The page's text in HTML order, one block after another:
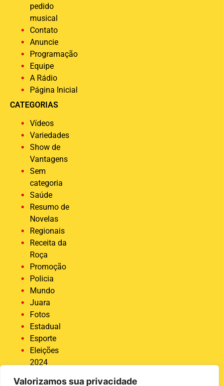
Valorizamos sua privacidade
pedido
musical
Contato
Anuncie
Programação
Equipe
A Rádio
Página Inicial
CATEGORIAS
Vídeos
Variedades
Show de
Vantagens
Sem
categoria
Saúde
Resumo de
Novelas
Regionais
Receita da
Roça
Promoção
Policia
Mundo
Juara
Fotos
Estadual
Esporte
Eleições
2024